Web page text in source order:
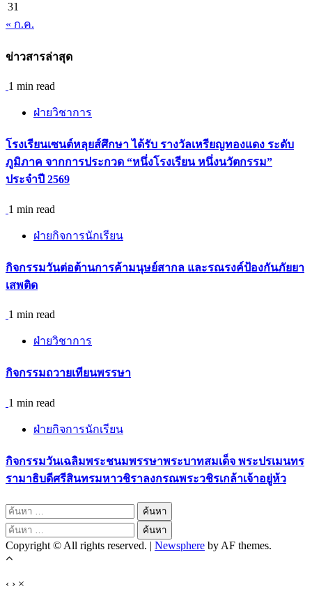
31
« ก.ค.
ข่าวสารล่าสุด
1 min read
ฝ่ายวิชาการ
โรงเรียนเซนต์หลุยส์ศึกษา ได้รับ รางวัลเหรียญทองแดง ระดับ
ภูมิภาค จากการประกวด “หนึ่งโรงเรียน หนึ่งนวัตกรรม”
ประจำปี 2569
1 min read
ฝ่ายกิจการนักเรียน
กิจกรรม​วันต่อต้านการค้ามนุษย์สากล และรณรงค์ป้องกันภัยยา
เสพติด
1 min read
ฝ่ายวิชาการ
กิจกรรมถวายเทียนพรรษา
1 min read
ฝ่ายกิจการนักเรียน
กิจกรรมวันเฉลิมพระชนมพรรษาพระบาทสมเด็จ พระปรเมนทร
รามาธิบดีศรีสินทรมหาวชิราลงกรณพระวชิรเกล้าเจ้าอยู่ห้ว
ค้นหา
สำหรับ:
ค้นหา
สำหรับ:
Copyright © All rights reserved. | Newsphere by AF themes.
‹ › ×